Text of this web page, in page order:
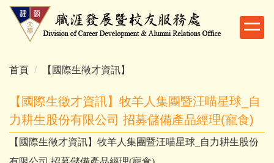
跳
內
首頁 【國際生徵才資訊】
【國際生徵才資訊】牧羊人集團暨汪喵星球_自
力耕生股份有限公司 招募儲備產品經理(寵食)
【國際生徵才資訊】牧羊人集團暨汪喵星球_自力耕生股份